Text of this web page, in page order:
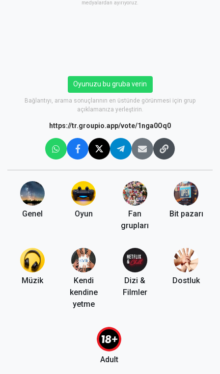
medyalardan ayırıyoruz.
Oyunuzu bu gruba verin
Bağlantıyı, arama sonuçlarının en üstünde görünmesi için grup
açıklamanıza yerleştirin.
https://tr.groupio.app/vote/1nga0Oq0
Genel Oyun
Fan
grupları
Bit pazarı
Müzik
Kendi
kendine
yetme
Dizi &
Filmler
Dostluk
Adult